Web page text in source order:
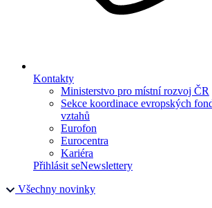
Kontakty
Ministerstvo pro místní rozvoj ČR
Sekce koordinace evropských
vztahů
Eurofon
Eurocentra
Kariéra
Přihlásit seNewslettery
Všechny novinky